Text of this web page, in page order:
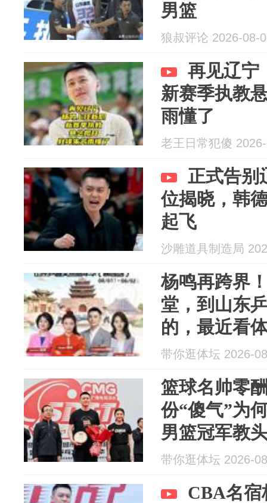
男篮
狼叔评论 2026-08-
再见辽宁
新赛季执教
雨懂了
老王日常犯傻
正式告别
位揭晓，韩
起飞
沙雕道具制造局
杨鸣再跨界
堂，到山东
的，最近看
越来越密了
带你逛体坛 2026-
篮球名帅零
份“傻气”为
男篮冠军教
一件让人意
带你逛体坛 2026-
CBA名宿